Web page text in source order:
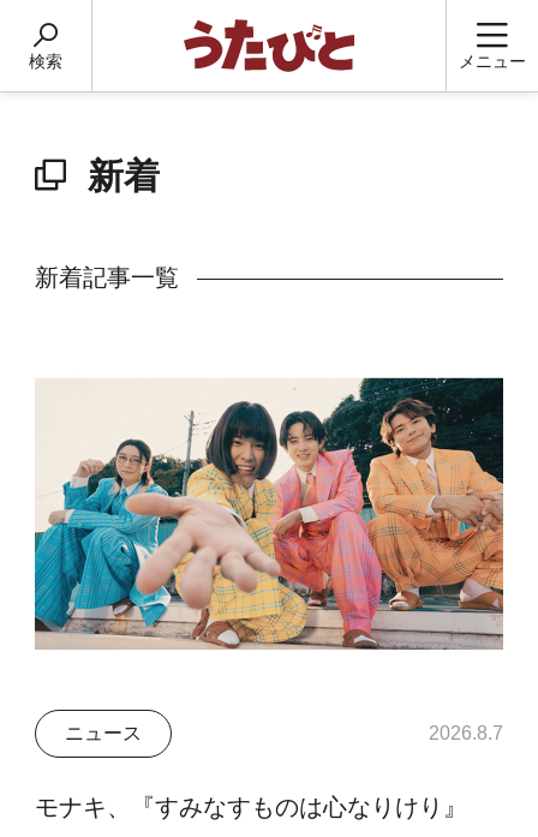
検索 メニュー
新着
新着記事一覧
ニュース 2026.8.7
モナキ、『すみなすものは心なりけり』